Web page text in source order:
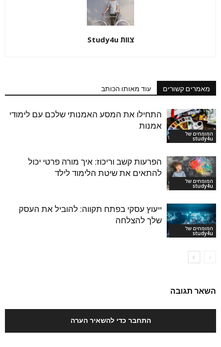
צוות Study4u
מאמרים קשורים עוד מאותו הכותב
המומחים של
study4u
התחילו את המסע האמנותי שלכם עם לימודי
אמנות
המומחים של
study4u
הפרעות קשב וריכוז: איך מורה פרטי יכול
להתאים את שיטת הלימוד לילד
המומחים של
study4u
ייעוץ עסקי בפתח תקווה: להוביל את העסק
שלך להצלחה
השאר תגובה
התחבר כדי להשאיר הערה